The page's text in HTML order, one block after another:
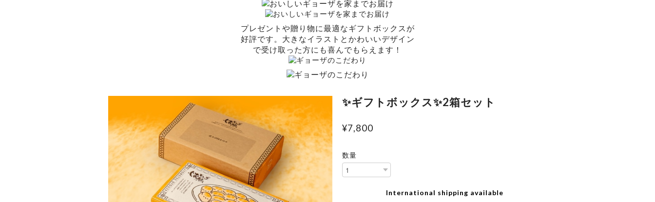
プレゼントや贈り物に最適なギフトボックスが
好評です。大きなイラストとかわいいデザイン
で受け取った方にも喜んでもらえます！
✨ギフトボックス✨2箱セット
¥7,800
数量
International shipping available